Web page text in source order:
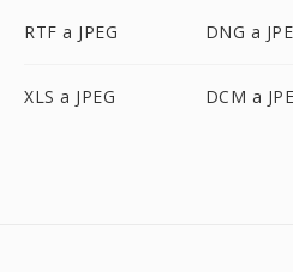
RTF a JPEG DNG a
XLS a JPEG DCM a